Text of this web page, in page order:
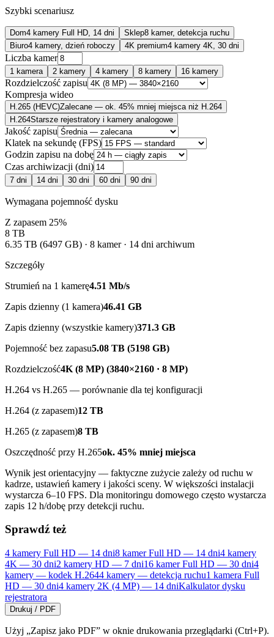
Szybki scenariusz
Dom4 kamery Full HD, 14 dni Sklep8 kamer, detekcja ruchu
Biuro4 kamery, dzień roboczy 4K premium4 kamery 4K, 30 dni
Liczba kamer
1 kamera 2 kamery 4 kamery 8 kamery 16 kamery
Rozdzielczość zapisu
Kompresja wideo
H.265 (HEVC)Zalecane — ok. 45% mniej miejsca niż H.264
H.264Starsze rejestratory i kamery analogowe
Jakość zapisu
Klatek na sekundę (FPS)
Godzin zapisu na dobę
Czas archiwizacji (dni)
7 dni 14 dni 30 dni 60 dni 90 dni
Wymagana pojemność dysku
Z zapasem 25%
8 TB
6.35 TB (6497 GB) · 8 kamer · 14 dni archiwum
Szczegóły
Strumień na 1 kamerę4.51 Mb/s
Zapis dzienny (1 kamera)46.41 GB
Zapis dzienny (wszystkie kamery)371.3 GB
Pojemność bez zapasu5.08 TB (5198 GB)
Rozdzielczość4K (8 MP) (3840×2160 · 8 MP)
H.264 vs H.265 — porównanie dla tej konfiguracji
H.264 (z zapasem)12 TB
H.265 (z zapasem)8 TB
Oszczędność przy H.265ok. 45% mniej miejsca
Wynik jest orientacyjny — faktyczne zużycie zależy od ruchu w
kadrze, ustawień kamery i jakości sceny. W większości instalacji
wystarcza 6–10 FPS. Dla monitoringu domowego często wystarcza
zapis 12 h/dobę przy detekcji ruchu.
Sprawdź też
4 kamery Full HD — 14 dni8 kamer Full HD — 14 dni4 kamery
4K — 30 dni2 kamery HD — 7 dni16 kamer Full HD — 30 dni4
kamery — kodek H.2644 kamery — detekcja ruchu1 kamera Full
HD — 30 dni4 kamery 2K (4 MP) — 14 dniKalkulator dysku
rejestratora
Drukuj / PDF
Użyj „Zapisz jako PDF” w oknie drukowania przeglądarki (Ctrl+P).